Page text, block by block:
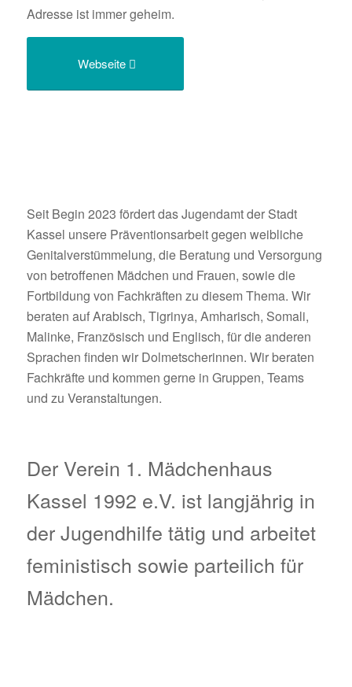
Adresse ist immer geheim.
Webseite
Seit Begin 2023 fördert das Jugendamt der Stadt
Kassel unsere Präventionsarbeit gegen weibliche
Genitalverstümmelung, die Beratung und Versorgung
von betroffenen Mädchen und Frauen, sowie die
Fortbildung von Fachkräften zu diesem Thema. Wir
beraten auf Arabisch, Tigrinya, Amharisch, Somali,
Malinke, Französisch und Englisch, für die anderen
Sprachen finden wir Dolmetscherinnen. Wir beraten
Fachkräfte und kommen gerne in Gruppen, Teams
und zu Veranstaltungen.
Der Verein 1. Mädchenhaus
Kassel 1992 e.V. ist langjährig in
der Jugendhilfe tätig und arbeitet
feministisch sowie parteilich für
Mädchen.